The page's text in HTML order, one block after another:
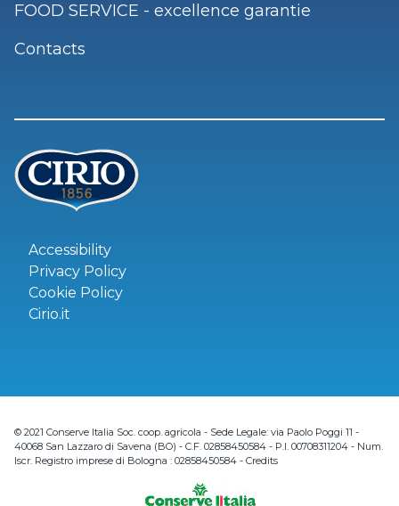
FOOD SERVICE - excellence garantie
Contacts
Accessibility
Privacy Policy
Cookie Policy
Cirio.it
© 2021 Conserve Italia Soc. coop. agricola - Sede Legale: via Paolo Poggi 11 -
40068 San Lazzaro di Savena (BO) - C.F. 02858450584 - P.I. 00708311204 - Num.
Iscr. Registro imprese di Bologna : 02858450584 - Credits